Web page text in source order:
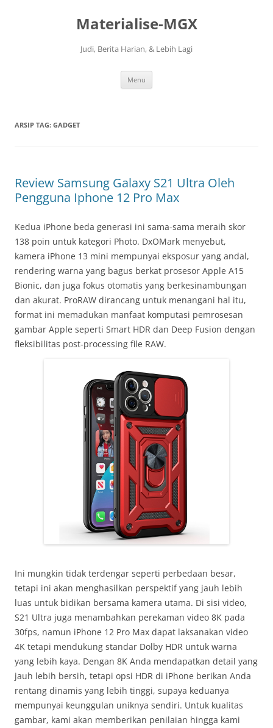
Materialise-MGX
Judi, Berita Harian, & Lebih Lagi
Menu
ARSIP TAG: GADGET
Review Samsung Galaxy S21 Ultra Oleh
Pengguna Iphone 12 Pro Max
Kedua iPhone beda generasi ini sama-sama meraih skor
138 poin untuk kategori Photo. DxOMark menyebut,
kamera iPhone 13 mini mempunyai eksposur yang andal,
rendering warna yang bagus berkat prosesor Apple A15
Bionic, dan juga fokus otomatis yang berkesinambungan
dan akurat. ProRAW dirancang untuk menangani hal itu,
format ini memadukan manfaat komputasi pemrosesan
gambar Apple seperti Smart HDR dan Deep Fusion dengan
fleksibilitas post-processing file RAW.
Ini mungkin tidak terdengar seperti perbedaan besar,
tetapi ini akan menghasilkan perspektif yang jauh lebih
luas untuk bidikan bersama kamera utama. Di sisi video,
S21 Ultra juga menambahkan perekaman video 8K pada
30fps, namun iPhone 12 Pro Max dapat laksanakan video
4K tetapi mendukung standar Dolby HDR untuk warna
yang lebih kaya. Dengan 8K Anda mendapatkan detail yang
jauh lebih bersih, tetapi opsi HDR di iPhone berikan Anda
rentang dinamis yang lebih tinggi, supaya keduanya
mempunyai keunggulan uniknya sendiri. Untuk kualitas
gambar, kami akan memberikan penilaian hingga kami